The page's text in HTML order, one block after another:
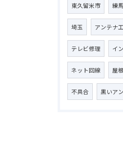
東久留米市 練
埼玉 アンテナ
テレビ修理 イ
ネット回線 屋
不具合 黒いア